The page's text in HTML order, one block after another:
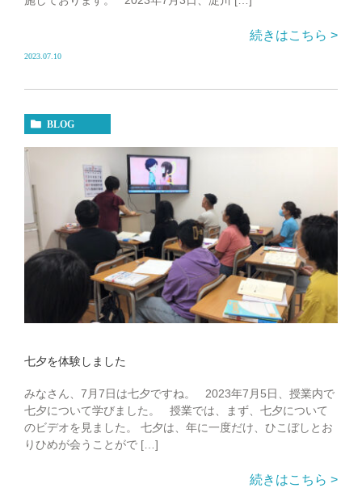
続きはこちら >
2023.07.10
BLOG
七夕を体験しました
みなさん、7月7日は七夕ですね。 2023年7月5日、授業内で
七夕について学びました。 授業では、まず、七夕について
のビデオを見ました。 七夕は、年に一度だけ、ひこぼしとお
りひめが会うことがで […]
続きはこちら >